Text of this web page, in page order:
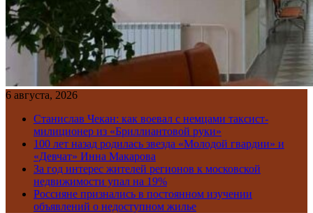
6 августа, 2026
Станислав Чекан: как воевал с немцами таксист-
милиционер из «Бриллиантовой руки»
100 лет назад родилась звезда «Молодой гвардии» и
«Девчат» Инна Макарова
За год интерес жителей регионов к московской
недвижимости упал на 19%
Россияне признались в постоянном изучении
объявлений о недоступном жилье